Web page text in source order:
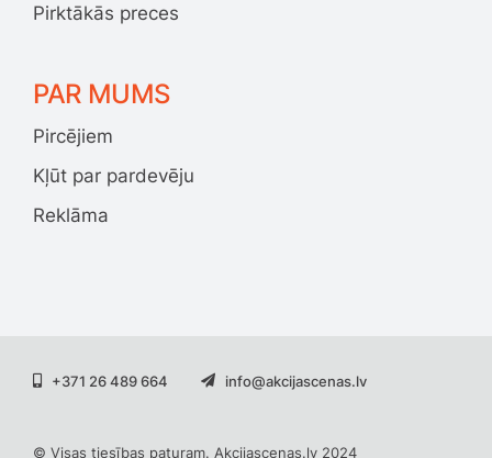
Pirktākās preces
PAR MUMS
Pircējiem
Kļūt par pardevēju
Reklāma
+371 26 489 664 info@akcijascenas.lv
© Visas tiesības paturam. Akcijascenas.lv 2024